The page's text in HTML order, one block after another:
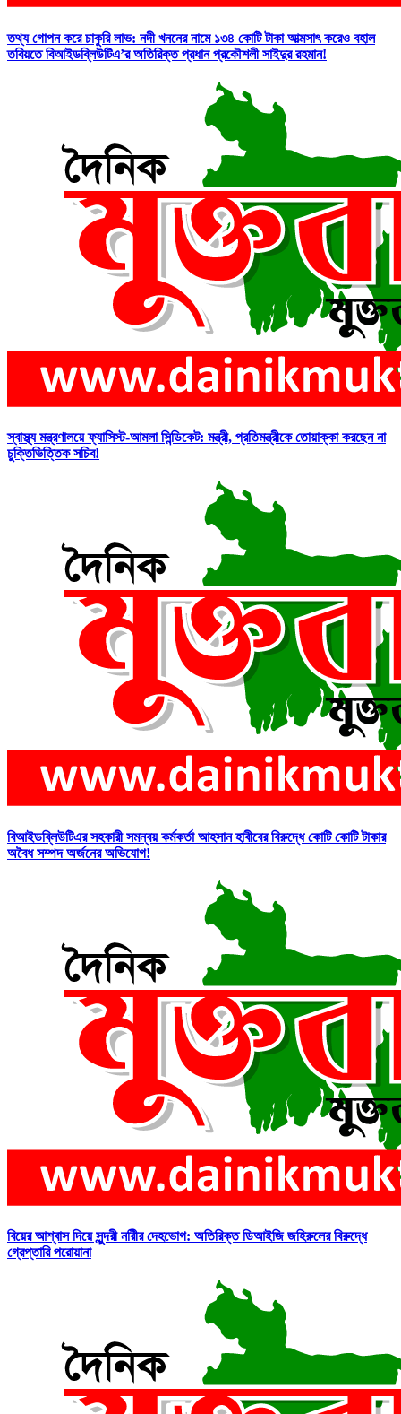
তথ্য গোপন করে চাকুরি লাভ: নদী খননের নামে ১৩৪ কোটি টাকা আত্মসাৎ করেও বহাল
তবিয়তে বিআইডব্লিউটিএ’র অতিরিক্ত প্রধান প্রকৌশলী সাইদুর রহমান!
স্বাস্থ্য মন্ত্রণালয়ে ফ্যাসিস্ট-আমলা সিন্ডিকেট: মন্ত্রী, প্রতিমন্ত্রীকে তোয়াক্কা করছেন না
চুক্তিভিত্তিক সচিব!
বিআইডব্লিউটিএর সহকারী সমন্বয় কর্মকর্তা আহসান হাবীবের বিরুদ্ধে কোটি কোটি টাকার
অবৈধ সম্পদ অর্জনের অভিযোগ!
বিয়ের আশ্বাস দিয়ে সুন্দরী নরিীর দেহভোগ: অতিরিক্ত ডিআইজি জহিরুলের বিরুদ্ধে
গ্রেপ্তারি পরোয়ানা